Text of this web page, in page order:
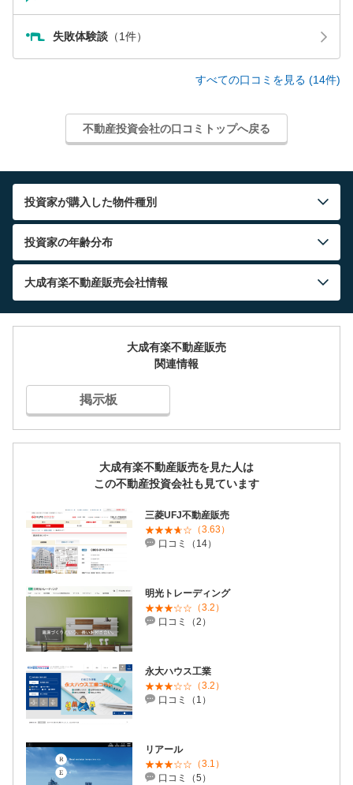
失敗体験談 （1件）
すべての口コミを見る (14件)
不動産投資会社の口コミトップへ戻る
投資家が購入した物件種別
投資家の年齢分布
大成有楽不動産販売会社情報
大成有楽不動産販売
関連情報
掲示板
大成有楽不動産販売を見た人は
この不動産投資会社も見ています
三菱UFJ不動産販売
（3.63）
口コミ（14）
明光トレーディング
（3.2）
口コミ（2）
永大ハウス工業
（3.2）
口コミ（1）
リアール
（3.1）
口コミ（5）